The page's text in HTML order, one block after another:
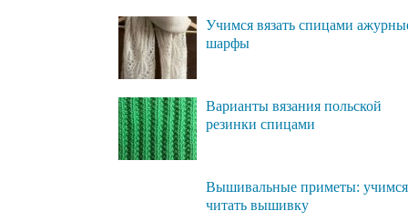
Учимся вязать спицами
шарфы
Варианты вязания польской
резинки спицами
Вышивальные приметы: учимся
читать вышивку